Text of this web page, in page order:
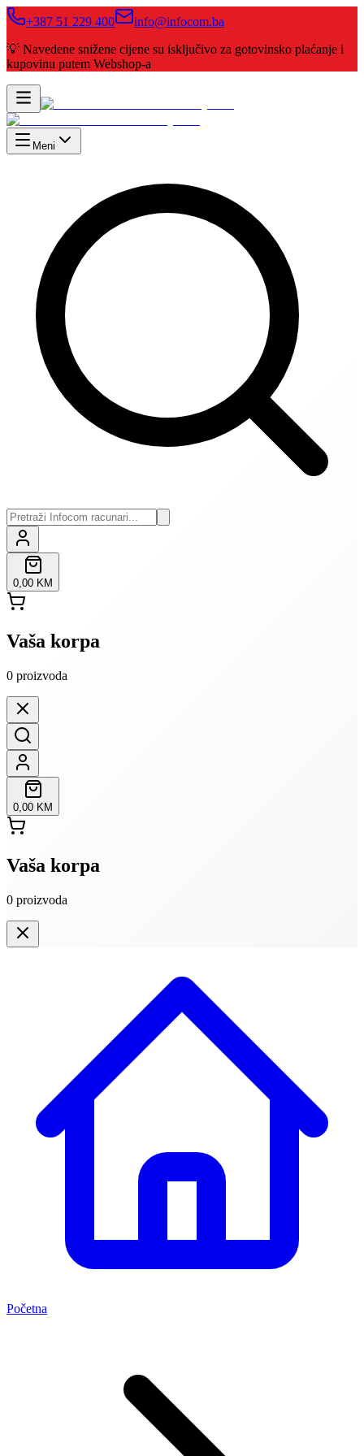
+387 51 229 400
info@infocom.ba
💡 Navedene snižene cijene su isključivo za gotovinsko plaćanje i
kupovinu putem Webshop-a
Meni
0,00 KM
Vaša korpa
0 proizvoda
0,00 KM
Vaša korpa
0 proizvoda
Početna